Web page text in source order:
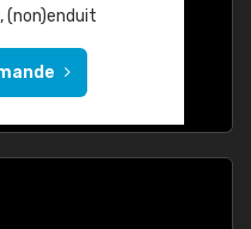
(non)enduit